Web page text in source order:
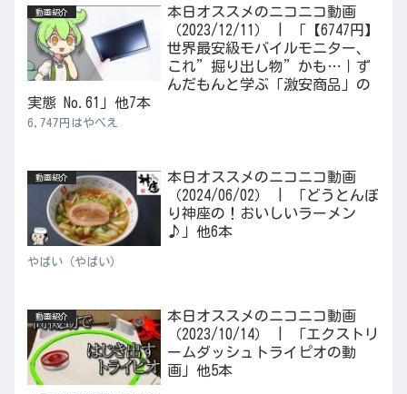
動画紹介
本日オススメのニコニコ動画
（2023/12/11） | 「【6747円】
世界最安級モバイルモニター、
これ”掘り出し物”かも…｜ず
んだもんと学ぶ「激安商品」の
実態 No.61」他7本
6,747円はやべえ
動画紹介
本日オススメのニコニコ動画
（2024/06/02） | 「どうとんぼ
り神座の！おいしいラーメン
♪」他6本
やばい（やばい）
動画紹介
本日オススメのニコニコ動画
（2023/10/14） | 「エクストリ
ームダッシュトライピオの動
画」他5本